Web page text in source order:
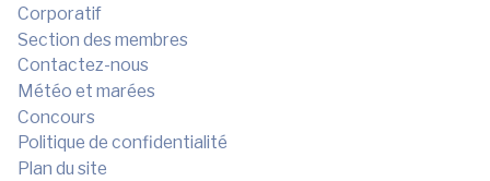
Corporatif
Section des membres
Contactez-nous
Météo et marées
Concours
Politique de confidentialité
Plan du site